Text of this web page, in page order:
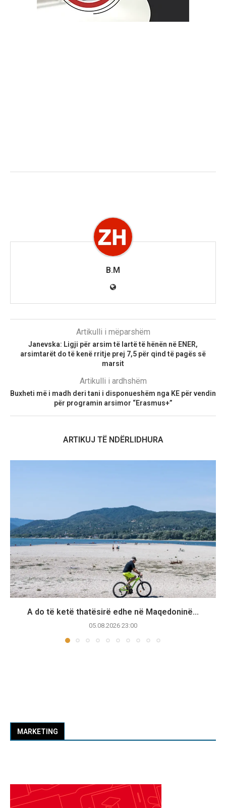
B.M
Artikulli i mëparshëm
Janevska: Ligji për arsim të lartë të hënën në ENER,
arsimtarët do të kenë rritje prej 7,5 për qind të pagës së
marsit
Artikulli i ardhshëm
Buxheti më i madh deri tani i disponueshëm nga KE për vendin
për programin arsimor “Erasmus+”
ARTIKUJ TË NDËRLIDHURA
A do të ketë thatësirë edhe në Maqedoninë...
05.08.2026 23:00
MARKETING